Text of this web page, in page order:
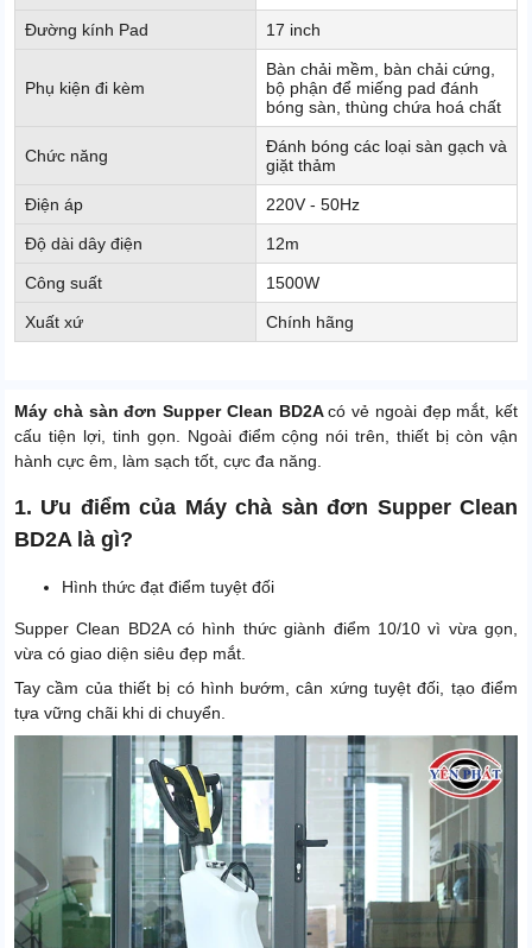
Đường kính Pad 17 inch
Phụ kiện đi kèm
Bàn chải mềm, bàn chải cứng,
bộ phận để miếng pad đánh
bóng sàn, thùng chứa hoá chất
Chức năng
Đánh bóng các loại sàn gạch và
giặt thảm
Điện áp 220V - 50Hz
Độ dài dây điện 12m
Công suất 1500W
Xuất xứ Chính hãng
Máy chà sàn đơn Supper Clean BD2Acó vẻ ngoài đẹp mắt, kết
cấu tiện lợi, tinh gọn. Ngoài điểm cộng nói trên, thiết bị còn vận
hành cực êm, làm sạch tốt, cực đa năng.
1. Ưu điểm của Máy chà sàn đơn Supper Clean
BD2A là gì?
Hình thức đạt điểm tuyệt đối
Supper Clean BD2A có hình thức giành điểm 10/10 vì vừa gọn,
vừa có giao diện siêu đẹp mắt.
Tay cầm của thiết bị có hình bướm, cân xứng tuyệt đối, tạo điểm
tựa vững chãi khi di chuyển.